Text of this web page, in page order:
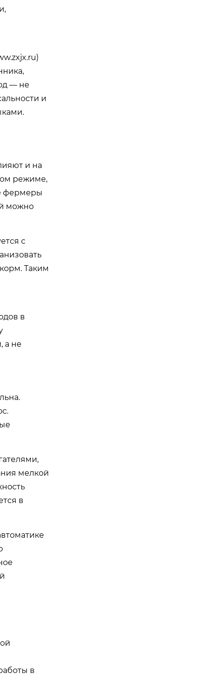
)
— не
и
и на
режиме,
фермеры
можно
с
Таким
в
а не
мелкой
в
в